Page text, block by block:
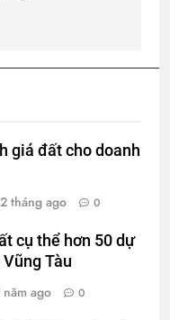
giá đất cho doanh
tháng ago 0
cụ thể hơn 50 dự
Tàu
năm ago 0